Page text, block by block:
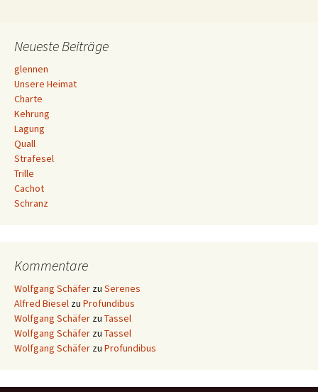
Neueste Beiträge
glennen
Unsere Heimat
Charte
Kehrung
Lagung
Quall
Strafesel
Trille
Cachot
Schranz
Kommentare
Wolfgang Schäfer zu Serenes
Alfred Biesel zu Profundibus
Wolfgang Schäfer zu Tassel
Wolfgang Schäfer zu Tassel
Wolfgang Schäfer zu Profundibus